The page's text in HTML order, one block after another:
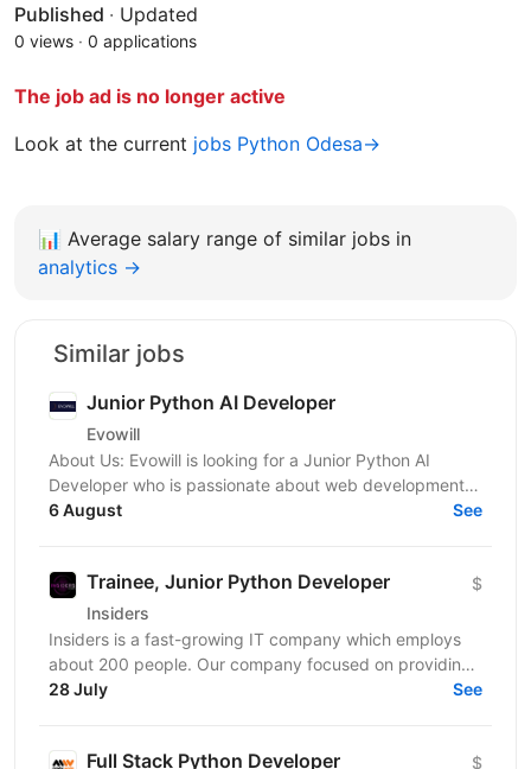
Published · Updated
0 views · 0 applications
The job ad is no longer active
Look at the current jobs Python Odesa→
📊 Average salary range of similar jobs in
analytics →
Similar jobs
Junior Python AI Developer
Evowill
About Us: Evowill is looking for a Junior Python AI
Developer who is passionate about web development
and eager to grow in a supportive and dynamic...
6 August See
Trainee, Junior Python Developer
Insiders
$
Insiders is a fast-growing IT company which employs
about 200 people. Our company focused on providing
innovative digital services and cutting-edge...
28 July See
Full Stack Python Developer $